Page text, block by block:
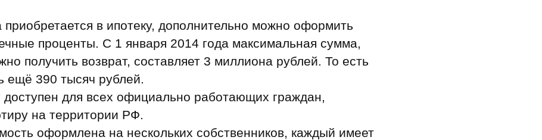
приобретается в ипотеку, дополнительно можно оформить
проценты. С 1 января 2014 года максимальная сумма,
получить возврат, составляет 3 миллиона рублей. То есть
ещё 390 тысяч рублей.
доступен для всех официально работающих граждан,
на территории РФ.
оформлена на нескольких собственников, каждый имеет